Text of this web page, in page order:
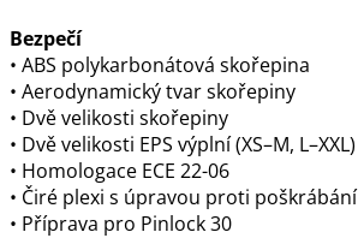
Bezpečí
• ABS polykarbonátová skořepina
• Aerodynamický tvar skořepiny
• Dvě velikosti skořepiny
• Dvě velikosti EPS výplní (XS–M, L–XXL)
• Homologace ECE 22-06
• Čiré plexi s úpravou proti poškrábání
• Příprava pro Pinlock 30